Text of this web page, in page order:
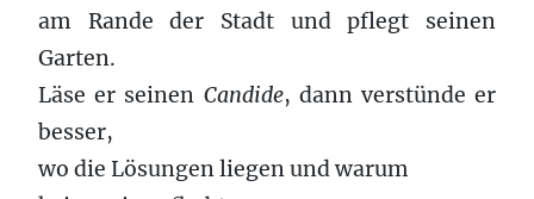
am Rande der Stadt und pflegt seinen
Garten.
Läse er seinen Candide, dann verstünde er
besser,
wo die Lösungen liegen und warum